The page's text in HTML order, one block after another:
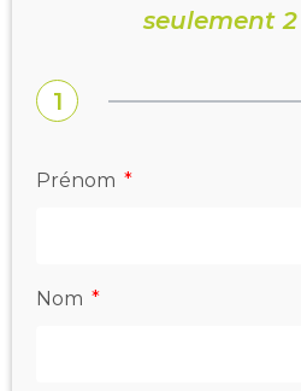
seulement
1
Prénom
Nom